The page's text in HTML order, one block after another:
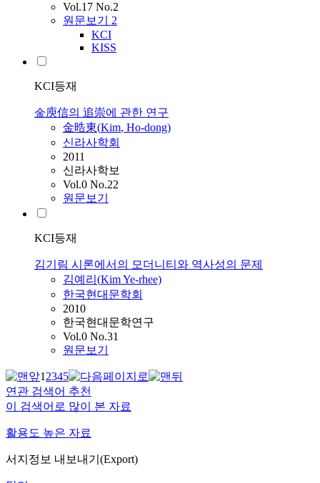
Vol.17 No.2
원문보기 2
KCI
KISS
KCI등재
金庾信의 追崇에 관한 연구
金晧東(Kim, Ho-dong)
신라사학회
2011
신라사학보
Vol.0 No.22
원문보기
KCI등재
김기림 시론에서의 모더니티와 역사성의 문제
김예리(KimYe-rhee)
한국현대문학회
2010
한국현대문학연구
Vol.0 No.31
원문보기
12345
연관 검색어 추천
이 검색어로 많이 본 자료
활용도 높은 자료
서지정보 내보내기(Export)